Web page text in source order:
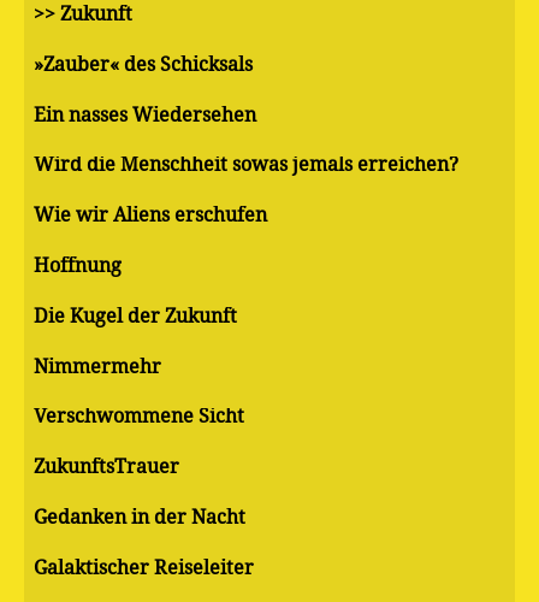
>> Zukunft
»Zauber« des Schicksals
Ein nasses Wiedersehen
Wird die Menschheit sowas jemals erreichen?
Wie wir Aliens erschufen
Hoffnung
Die Kugel der Zukunft
Nimmermehr
Verschwommene Sicht
ZukunftsTrauer
Gedanken in der Nacht
Galaktischer Reiseleiter